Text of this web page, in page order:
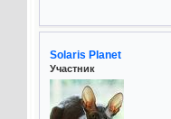
Solaris Planet
Участник